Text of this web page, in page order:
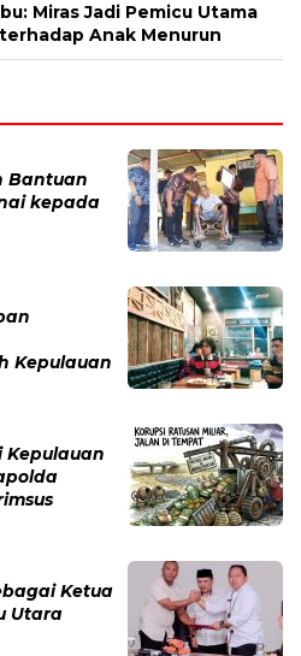
Miras Jadi Pemicu Utama
Anak Menurun
Bantuan
kepada
Kepulauan
Kepulauan
Ketua
Utara